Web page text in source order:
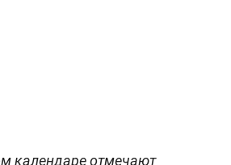
календаре отмечают